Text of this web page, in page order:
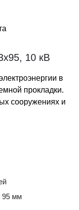
10 кВ
в
прокладки.
сооружениях и
95 мм